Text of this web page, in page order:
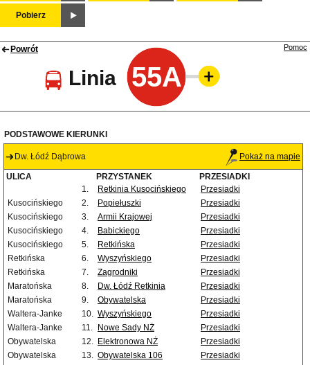
Pobierz
Powrót
Linia 55A
Pomoc
PODSTAWOWE KIERUNKI
Dw. Łódź Dąbrowa Pokaż na mapie
ULICA PRZYSTANEK
PRZESIADKI
1.
Retkinia Kusocińskiego
Przesiadki
Kusocińskiego
2. Popiełuszki
Przesiadki
Kusocińskiego
3. Armii Krajowej
Przesiadki
Kusocińskiego
4. Babickiego
Przesiadki
Kusocińskiego
5. Retkińska
Przesiadki
Retkińska
6. Wyszyńskiego
Przesiadki
Retkińska
7. Zagrodniki
Przesiadki
Maratońska
8. Dw. Łódź Retkinia
Przesiadki
Maratońska
9. Obywatelska
Przesiadki
Waltera-Janke
10. Wyszyńskiego
Przesiadki
Waltera-Janke
11. Nowe Sady NŻ
Przesiadki
Obywatelska
12. Elektronowa NŻ
Przesiadki
Obywatelska
13. Obywatelska 106
Przesiadki